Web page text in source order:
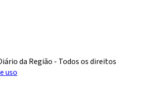
da Região - Todos os direitos
uso